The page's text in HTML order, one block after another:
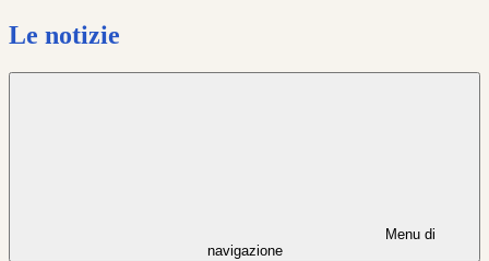
Le notizie
Menu di
navigazione